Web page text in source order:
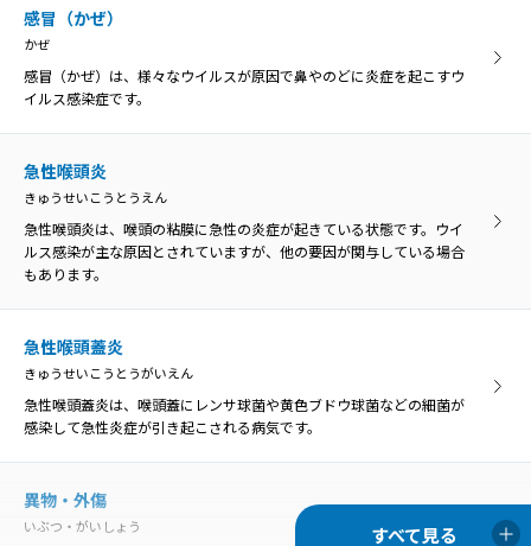
いぶつ・がいしょう
い、異物によってのどが傷つくと、膿がたまって感染を引き起こす原
因になることがあります。
口腔乾燥症
こうくうかんそうしょう
ドライマウスとも呼ばれています。
いしょくどうぎゃくりゅうしょう
の炎症を引き起こす病気のことです。
感冒（かぜ）
かぜ
感冒（かぜ）は、様々なウイルスが原因で鼻やのどに炎症を起こすウ
イルス感染症です。
急性喉頭炎
きゅうせいこうとうえん
急性喉頭炎は、喉頭の粘膜に急性の炎症が起きている状態です。ウイ
ルス感染が主な原因とされていますが、他の要因が関与している場合
もあります。
急性喉頭蓋炎
きゅうせいこうとうがいえん
急性喉頭蓋炎は、喉頭蓋にレンサ球菌や黄色ブドウ球菌などの細菌が
感染して急性炎症が引き起こされる病気です。
異物・外傷
いぶつ・がいしょう